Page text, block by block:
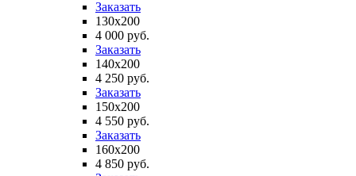
Заказать
130х200
4 000 руб.
Заказать
140х200
4 250 руб.
Заказать
150х200
4 550 руб.
Заказать
160х200
4 850 руб.